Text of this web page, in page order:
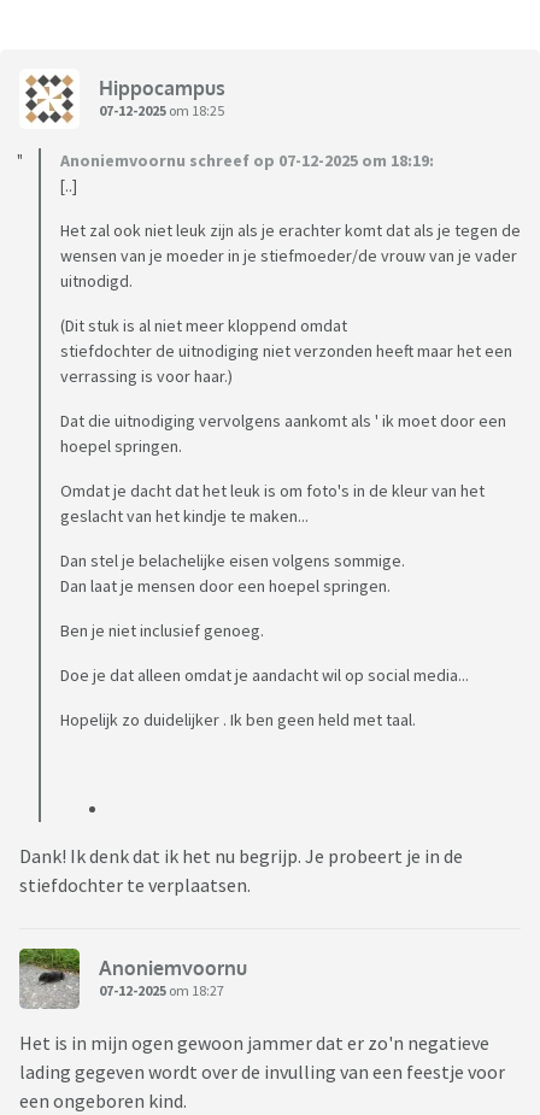
Hippocampus
07-12-2025 om 18:25
Anoniemvoornu schreef op 07-12-2025 om 18:19:
[..]
Het zal ook niet leuk zijn als je erachter komt dat als je tegen de
wensen van je moeder in je stiefmoeder/de vrouw van je vader
uitnodigd.
(Dit stuk is al niet meer kloppend omdat
stiefdochter de uitnodiging niet verzonden heeft maar het een
verrassing is voor haar.)
Dat die uitnodiging vervolgens aankomt als ' ik moet door een
hoepel springen.
Omdat je dacht dat het leuk is om foto's in de kleur van het
geslacht van het kindje te maken...
Dan stel je belachelijke eisen volgens sommige.
Dan laat je mensen door een hoepel springen.
Ben je niet inclusief genoeg.
Doe je dat alleen omdat je aandacht wil op social media...
Hopelijk zo duidelijker . Ik ben geen held met taal.
Dank! Ik denk dat ik het nu begrijp. Je probeert je in de
stiefdochter te verplaatsen.
Anoniemvoornu
07-12-2025 om 18:27
Het is in mijn ogen gewoon jammer dat er zo'n negatieve
lading gegeven wordt over de invulling van een feestje voor
een ongeboren kind.